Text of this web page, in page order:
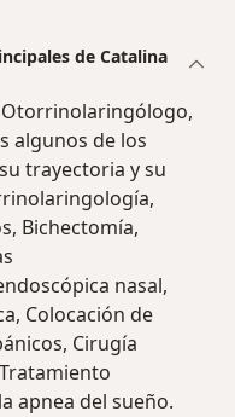
de Catalina
Otorrinolaringólogo,
algunos de los
trayectoria y su
Bichectomía,
nasal,
Colocación de
Cirugía
apnea del sueño.